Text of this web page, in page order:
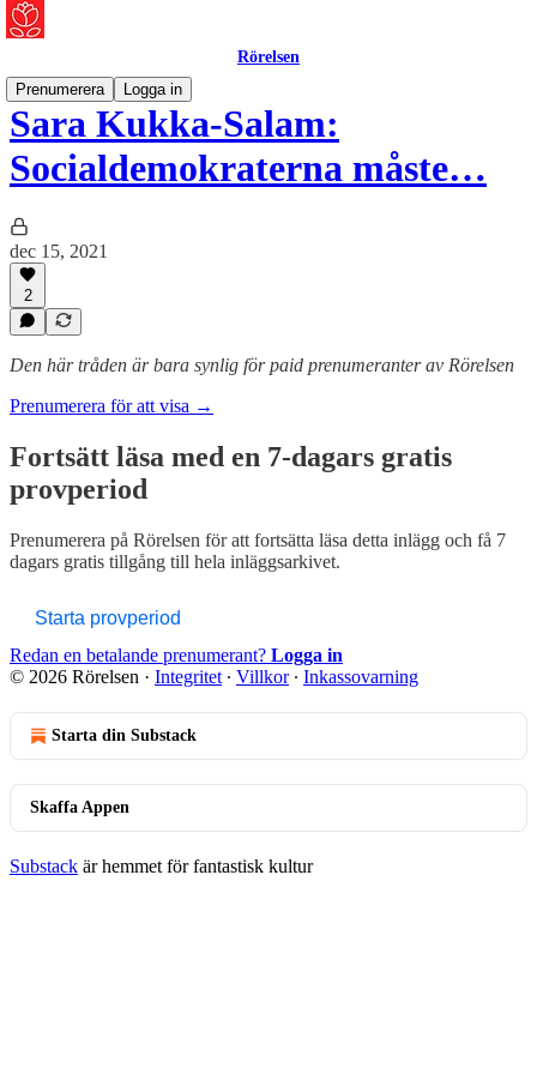
Rörelsen
Prenumerera
Logga in
Sara Kukka-Salam:
Socialdemokraterna måste…
dec 15, 2021
2
Den här tråden är bara synlig för paid prenumeranter av Rörelsen
Prenumerera för att visa →
Fortsätt läsa med en 7-dagars gratis
provperiod
Prenumerera på Rörelsen för att fortsätta läsa detta inlägg och få 7
dagars gratis tillgång till hela inläggsarkivet.
Starta provperiod
Redan en betalande prenumerant? Logga in
© 2026 Rörelsen · Integritet ∙ Villkor∙ Inkassovarning
Starta din Substack
Skaffa Appen
Substack är hemmet för fantastisk kultur